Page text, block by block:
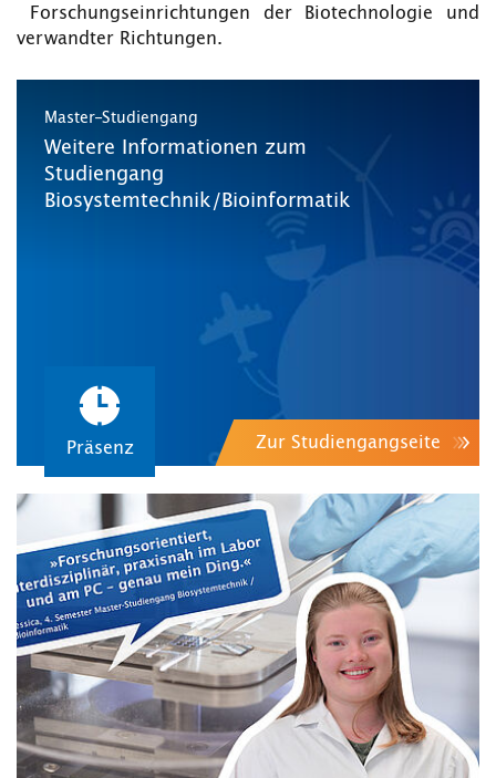
Forschungseinrichtungen der Biotechnologie und
verwandter Richtungen.
Präsenz
Master-Studiengang
Weitere Informationen zum
Studiengang
Biosystemtechnik/Bioinformatik
Zur Studiengangseite